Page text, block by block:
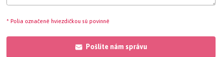
* Polia označené hviezdičkou sú povinné
Pošlite nám správu